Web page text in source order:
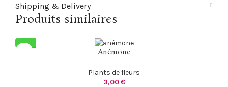
Shipping & Delivery
Produits similaires
Anémone
Plants de fleurs
3,00€